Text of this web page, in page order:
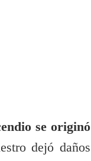
se originó
dejó daños